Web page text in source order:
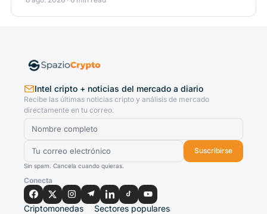
Intel cripto + noticias del mercado a diario
Recibe las últimas noticias cripto y análisis de mercado
directamente en tu correo.
Suscribirse
Sin spam. Cancela cuando quieras.
Conecta
Criptomonedas Sectores populares